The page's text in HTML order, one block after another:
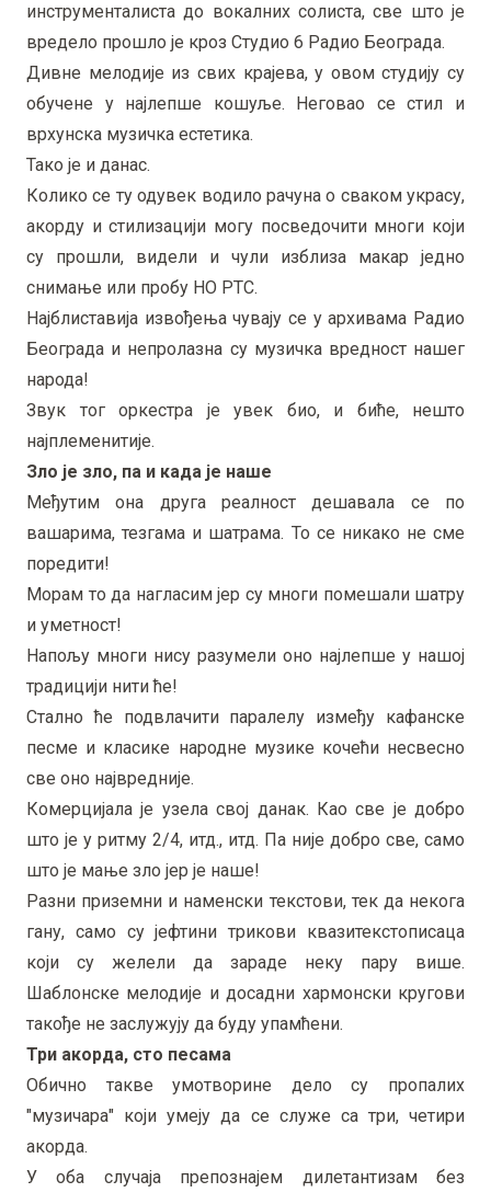
инструменталиста до вокалних солиста, све што је
вредело прошло је кроз Студио 6 Радио Београда.
Дивне мелодије из свих крајева, у овом студију су
обучене у најлепше кошуље. Неговао се стил и
врхунска музичка естетика.
Тако је и данас.
Колико се ту одувек водило рачуна о сваком украсу,
акорду и стилизацији могу посведочити многи који
су прошли, видели и чули изблиза макар једно
снимање или пробу НО РТС.
Најблиставија извођења чувају се у архивама Радио
Београда и непролазна су музичка вредност нашег
народа!
Звук тог оркестра је увек био, и биће, нешто
најплеменитије.
Зло је зло, па и када је наше
Међутим она друга реалност дешавала се по
вашарима, тезгама и шатрама. То се никако не сме
поредити!
Морам то да нагласим јер су многи помешали шатру
и уметност!
Напољу многи нису разумели оно најлепше у нашој
традицији нити ће!
Стално ће подвлачити паралелу између кафанске
песме и класике народне музике кочећи несвесно
све оно највредније.
Комерцијала је узела свој данак. Као све је добро
што је у ритму 2/4, итд., итд. Па није добро све, само
што је мање зло јер је наше!
Разни приземни и наменски текстови, тек да некога
гану, само су јефтини трикови квазитекстописаца
који су желели да зараде неку пару више.
Шаблонске мелодије и досадни хармонски кругови
такође не заслужују да буду упамћени.
Три акорда, сто песама
Обично такве умотворине дело су пропалих
"музичара" који умеју да се служе са три, четири
акорда.
У оба случаја препознајем дилетантизам без